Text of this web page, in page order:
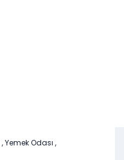
,Yemek Odası ,